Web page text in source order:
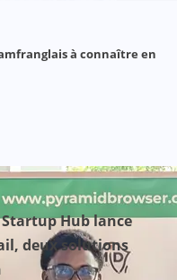
à connaître en
Hub lance
deux solutions